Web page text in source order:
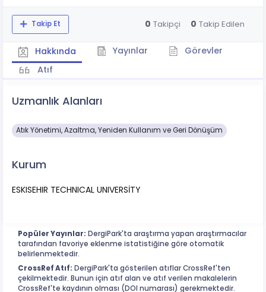
Takip Et 0 Takipçi 0 Takip Edilen
Hakkında Yayınlar
Görevler
Atıf
Uzmanlık Alanları
Atık Yönetimi, Azaltma, Yeniden Kullanım ve Geri Dönüşüm
Kurum
ESKISEHIR TECHNICAL UNIVERSİTY
Popüler Yayınlar: DergiPark'ta araştırma yapan araştırmacılar
tarafından favoriye eklenme istatistiğine göre otomatik
belirlenmektedir.
CrossRef Atıf: DergiPark'ta gösterilen atıflar CrossRef'ten
çekilmektedir. Bunun için atıf alan ve atıf verilen makalelerin
CrossRef'te kaydının olması (DOI numarası) gerekmektedir.